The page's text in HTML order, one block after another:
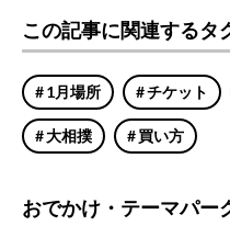
この記事に関連するタ
1月場所 チケット
大相撲 買い方
おでかけ・テーマパー